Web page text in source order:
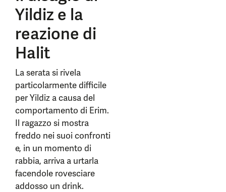
Yildiz e la
reazione di
Halit
La serata si rivela
particolarmente difficile
per Yildiz a causa del
comportamento di Erim.
Il ragazzo si mostra
freddo nei suoi confronti
e, in un momento di
rabbia, arriva a urtarla
facendole rovesciare
addosso un drink.